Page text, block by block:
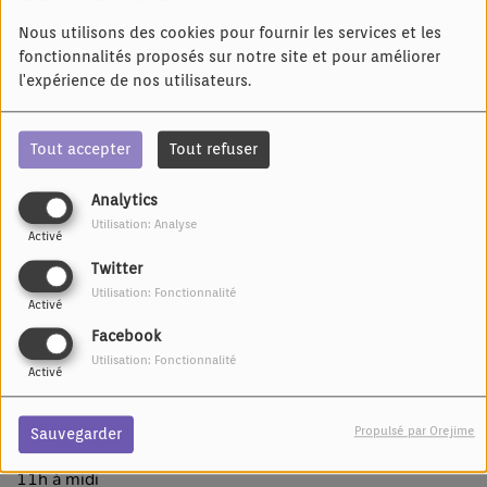
Nous utilisons des cookies pour fournir les services et les
fonctionnalités proposés sur notre site et pour améliorer
l'expérience de nos utilisateurs.
Tout accepter Tout refuser
Analytics
Activé
Utilisation: Analyse
Twitter
Activé
Utilisation: Fonctionnalité
Facebook
Activé
Utilisation: Fonctionnalité
Sauvegarder Propulsé par Orejime
28 AVRIL 2025 - 2443 VUES
Écouter le podcast
Un dimanche avec nos "Liedermàcher"...
Bonne écooute
-------------------
Emission dialectale avec Antoine tous les dimanches de
11h à midi